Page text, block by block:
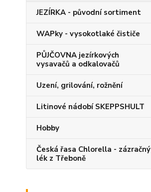
JEZÍRKA - původní sortiment
WAPky - vysokotlaké čističe
PŮJČOVNA jezírkových
vysavačů a odkalovačů
Uzení, grilování, rožnění
Litinové nádobí SKEPPSHULT
Hobby
Česká řasa Chlorella - zázračný
lék z Třeboně